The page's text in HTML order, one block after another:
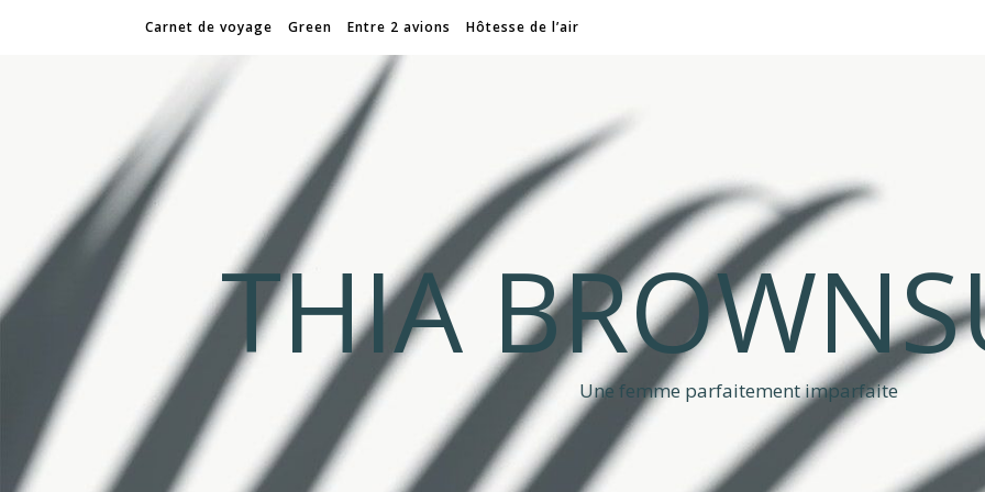
Carnet de voyage Green Entre 2 avions Hôtesse de l’air
THIA
Une femme parfaitement imparfaite